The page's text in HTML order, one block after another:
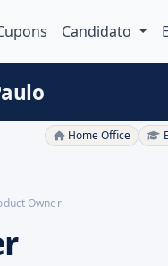
Candidato
Home Office
Owner